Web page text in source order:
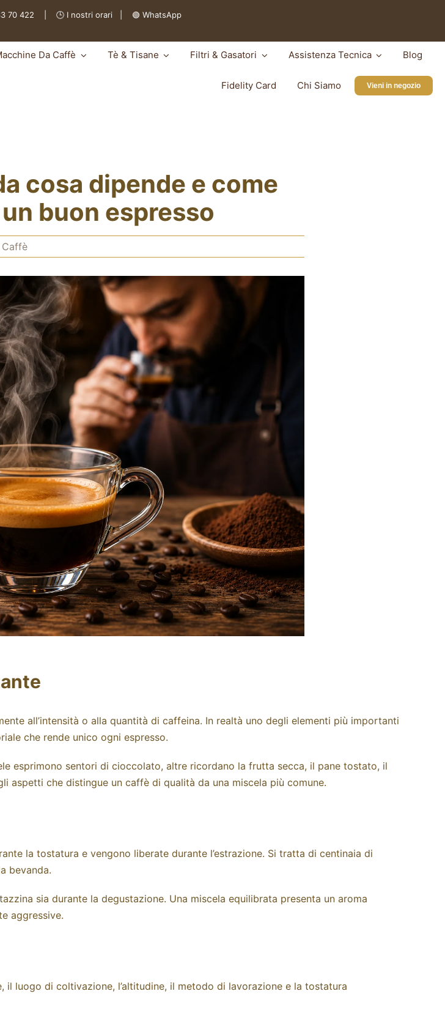
70 422 | 🕒 I nostri orari 🟢 WhatsApp
Da Caffè Tè & Tisane Filtri & Gasatori Assistenza Tecnica Blog
Fidelity Card Chi Siamo Vieni in negozio
cosa dipende e come
buon espresso
Caffè
all’intensità o alla quantità di caffeina. In realtà uno degli elementi più importanti
che rende unico ogni espresso.
esprimono sentori di cioccolato, altre ricordano la frutta secca, il pane tostato, il
aspetti che distingue un caffè di qualità da una miscela più comune.
la tostatura e vengono liberate durante l’estrazione. Si tratta di centinaia di
bevanda.
sia durante la degustazione. Una miscela equilibrata presenta un aroma
aggressive.
luogo di coltivazione, l’altitudine, il metodo di lavorazione e la tostatura